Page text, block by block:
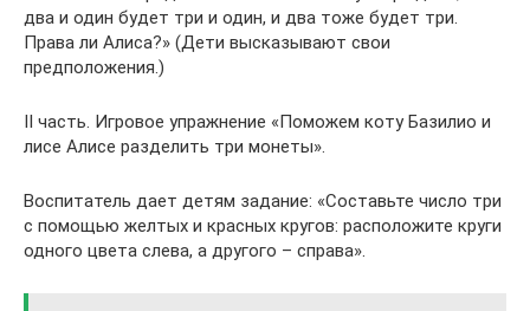
два и один будет три и один, и два тоже будет три.
Права ли Алиса?» (Дети высказывают свои
предположения.)
II часть. Игровое упражнение «Поможем коту Базилио и
лисе Алисе разделить три монеты».
Воспитатель дает детям задание: «Составьте число три
с помощью желтых и красных кругов: расположите круги
одного цвета слева, а другого – справа».